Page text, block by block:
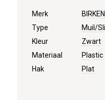
Merk
Type
Muil/
Kleur
Zwart
Materiaal
Plastic
Hak
Plat